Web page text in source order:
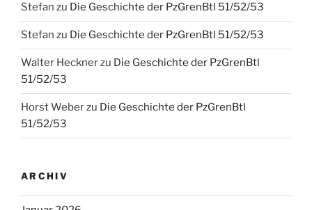
Stefan zu Die Geschichte der PzGrenBtl 51/52/53
Stefan zu Die Geschichte der PzGrenBtl 51/52/53
Walter Hecknerzu Die Geschichte der PzGrenBtl
51/52/53
Horst Weberzu Die Geschichte der PzGrenBtl
51/52/53
ARCHIV